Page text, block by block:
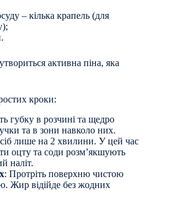
– кілька крапель (для
активна піна, яка
кроки:
губку в розчині та щедро
та в зони навколо них.
лише на 2 хвилини. У цей час
оцту та соди розм’якшують
наліт.
: Протріть поверхню чистою
Жир відійде без жодних